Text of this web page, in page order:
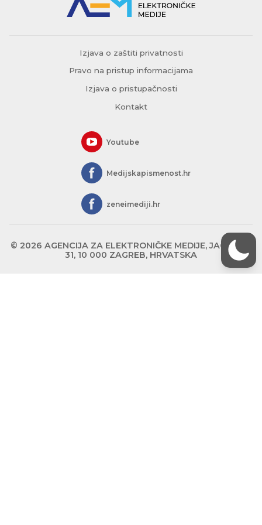
Izjava o zaštiti privatnosti
Pravo na pristup informacijama
Izjava o pristupačnosti
Kontakt
Youtube
Medijskapismenost.hr
zeneimediji.hr
© 2026 AGENCIJA ZA ELEKTRONIČKE MEDIJE, JAGIĆEVA
31, 10 000 ZAGREB, HRVATSKA